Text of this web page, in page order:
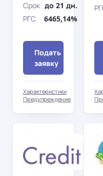
Срок до 21 дн.
РГС
6465,14%
Подать
заявку
Характеристики
Предупреждение